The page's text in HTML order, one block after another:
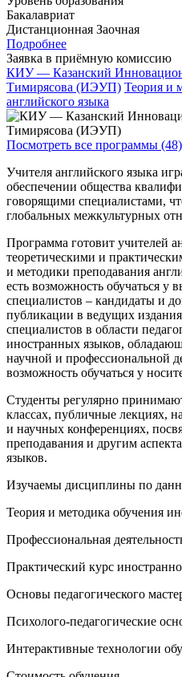
Бакалавриат
Дистанционная Заочная
Подробнее
Заявка в приёмную комиссию
КИУ — Казанский
Тимирясова (ИЭУП) Теория и
английского языка
Посмотреть все программы (48)
Учителя английского языка
обеспечении общества
говорящими специалистами,
глобальных межкультурных
Программа готовит учителей
теоретическими и
и методики преподавания
есть возможность обучаться
специалистов – кандидаты и
публикации в ведущих
специалистов в области
иностранных языков,
научной и профессиональной
возможность обучаться у
Студенты регулярно
классах, публичные лекциях,
и научных конференциях,
преподавания и другим
языков.
Изучаемы дисциплины по
Теория и методика обучения
Профессиональная
Практический курс
Основы педагогического
Психолого-педагогические
Интерактивные технологии